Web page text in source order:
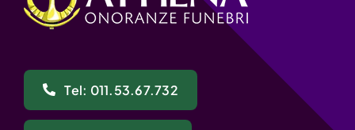
Tel: 011.53.67.732